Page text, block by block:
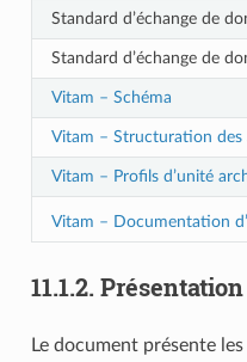
Standard d’échange de
Standard d’échange de
Vitam – Schéma
Vitam – Structuration des
Vitam – Profils d’unité
Vitam – Documentation
11.1.2.
Le document présente